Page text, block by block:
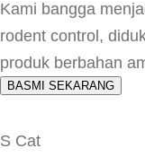
Kami bangga
rodent control,
produk berbahan
BASMI SEKARANG
S Cat